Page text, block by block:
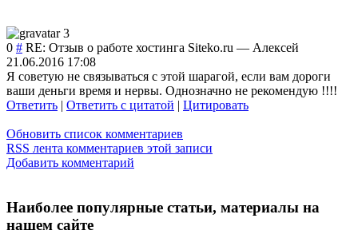
0 # RE: Отзыв о работе хостинга Siteko.ru — Алексей
21.06.2016 17:08
Я советую не связываться с этой шарагой, если вам дороги
ваши деньги время и нервы. Однозначно не рекомендую !!!!
Ответить | Ответить с цитатой | Цитировать
Обновить список комментариев
RSS лента комментариев этой записи
Добавить комментарий
Наиболее популярные статьи, материалы на
нашем сайте